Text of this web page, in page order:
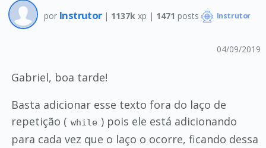
por Instrutor | 1137k xp | 1471 posts Instrutor
04/09/2019
Gabriel, boa tarde!
Basta adicionar esse texto fora do laço de
repetição ( while ) pois ele está adicionando
para cada vez que o laço o ocorre, ficando dessa